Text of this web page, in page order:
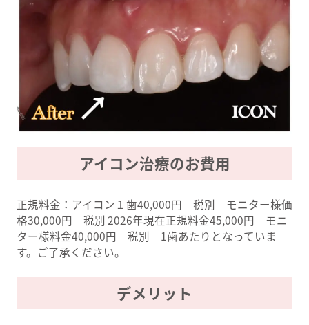
アイコン治療のお費用
正規料金：アイコン１歯40,000円 税別 モニター様価
格30,000円 税別 2026年現在正規料金45,000円 モニ
ター様料金40,000円 税別 1歯あたりとなっていま
す。ご了承ください。
デメリット